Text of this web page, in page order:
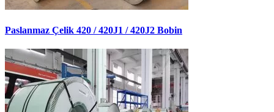
Paslanmaz Çelik 420 / 420J1 / 420J2 Bobin